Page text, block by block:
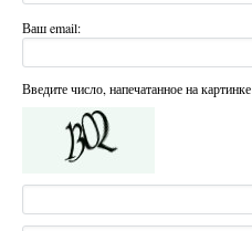
Ваш email:
Введите число, напечатанное на картинке